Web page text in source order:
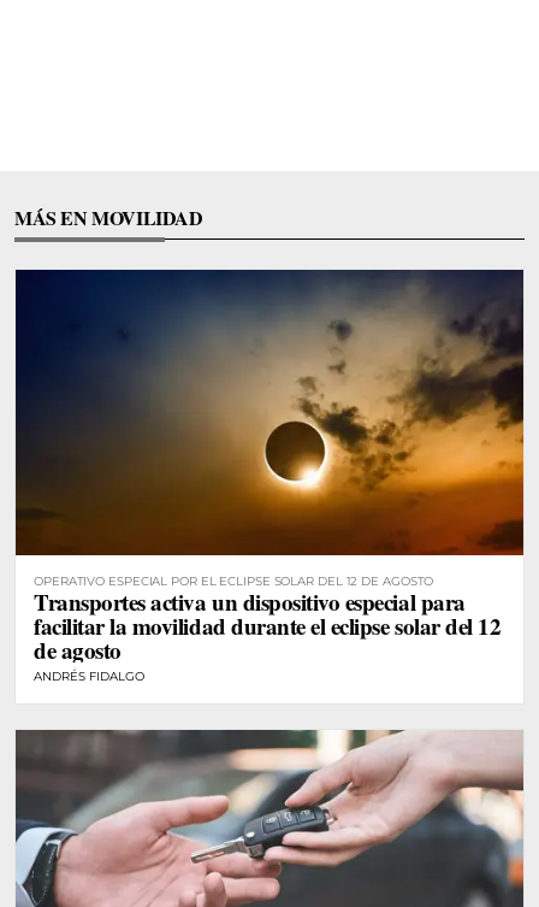
MÁS EN MOVILIDAD
OPERATIVO ESPECIAL POR EL ECLIPSE SOLAR DEL 12 DE AGOSTO
Transportes activa un dispositivo especial para
facilitar la movilidad durante el eclipse solar del 12
de agosto
ANDRÉS FIDALGO